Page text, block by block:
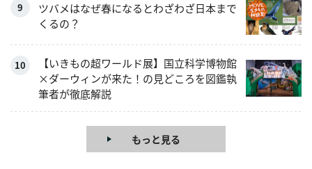
ツバメはなぜ春になるとわざわざ日本まで
くるの？
【いきもの超ワールド展】国立科学博物館
×ダーウィンが来た！の見どころを図鑑執
筆者が徹底解説
もっと見る